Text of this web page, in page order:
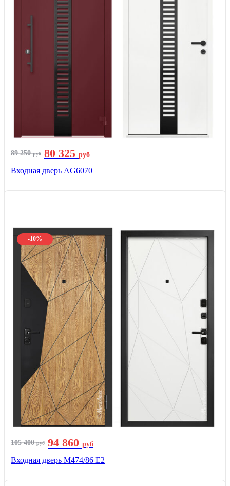
89 250руб 80 325 руб
Входная дверь AG6070
-10%
105 400руб 94 860 руб
Входная дверь М474/86 Е2